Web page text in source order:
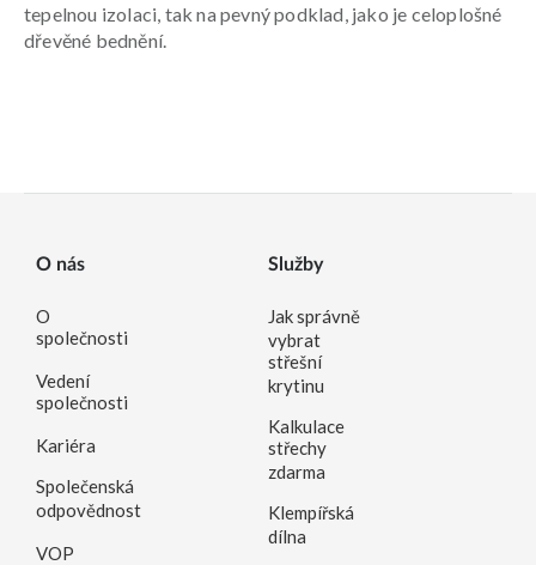
tepelnou izolaci, tak na pevný podklad, jako je celoplošné
dřevěné bednění.
O nás
O
společnosti
Vedení
společnosti
Kariéra
Společenská
odpovědnost
VOP
Služby
Jak správně
vybrat
střešní
krytinu
Kalkulace
střechy
zdarma
Klempířská
dílna